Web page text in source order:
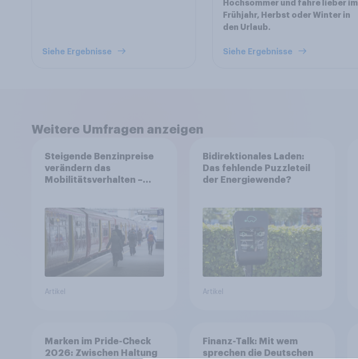
Siehe Ergebnisse
Hochsommer und fahre lieber im
Frühjahr, Herbst oder Winter in
den Urlaub.
Siehe Ergebnisse
Weitere Umfragen anzeigen
Steigende Benzinpreise
verändern das
Mobilitätsverhalten –
Auto auf öffentliche
Verkehrsmittel um
Artikel
Bidirektionales Laden:
Das fehlende Puzzleteil
der Energiewende?
Artikel
Marken im Pride-Check
2026: Zwischen Haltung
Finanz-Talk: Mit wem
sprechen die Deutschen